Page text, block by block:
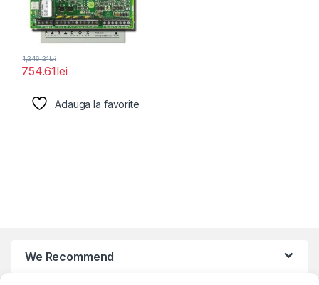
754.61lei
1,246.21lei
Adauga la favorite
We Recommend